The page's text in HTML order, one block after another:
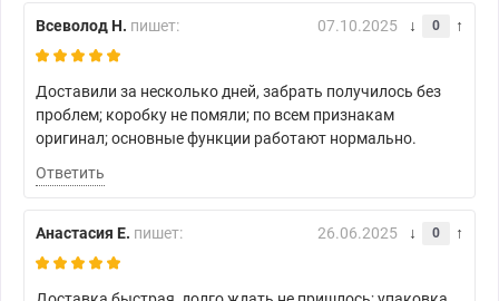
Всеволод Н. пишет: 07.10.2025 0
Доставили за несколько дней, забрать получилось без
проблем; коробку не помяли; по всем признакам
оригинал; основные функции работают нормально.
Ответить
Анастасия Е. пишет: 26.06.2025 0